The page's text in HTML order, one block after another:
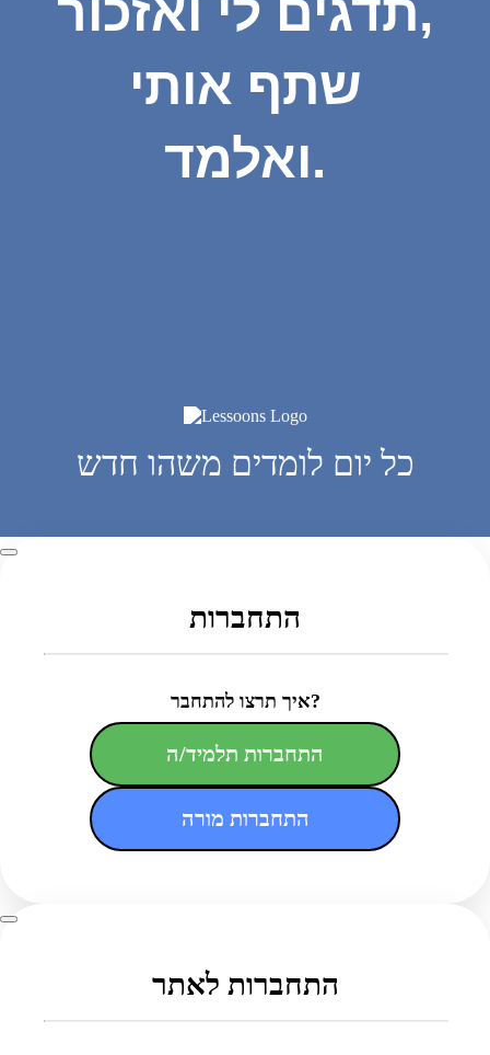
תדגים לי ואזכור,
שתף אותי
ואלמד.
כל יום לומדים משהו חדש
התחברות
איך תרצו להתחבר?
התחברות תלמיד/ה
התחברות מורה
התחברות לאתר